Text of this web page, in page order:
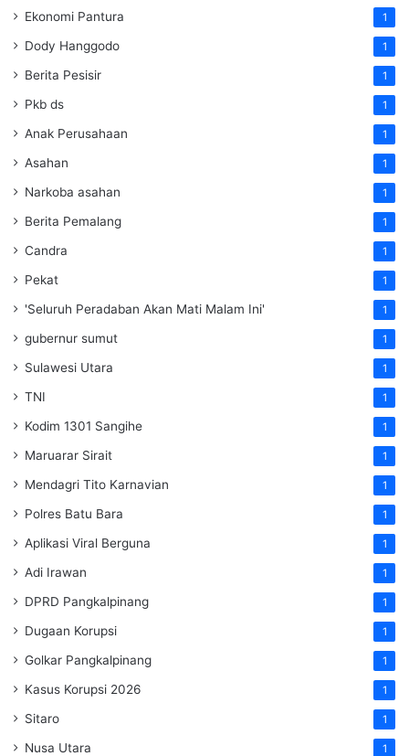
Ekonomi Pantura 1
Dody Hanggodo 1
Berita Pesisir 1
Pkb ds 1
Anak Perusahaan 1
Asahan 1
Narkoba asahan 1
Berita Pemalang 1
Candra 1
Pekat 1
'Seluruh Peradaban Akan Mati Malam Ini' 1
gubernur sumut 1
Sulawesi Utara 1
TNI 1
Kodim 1301 Sangihe 1
Maruarar Sirait 1
Mendagri Tito Karnavian 1
Polres Batu Bara 1
Aplikasi Viral Berguna 1
Adi Irawan 1
DPRD Pangkalpinang 1
Dugaan Korupsi 1
Golkar Pangkalpinang 1
Kasus Korupsi 2026 1
Sitaro 1
Nusa Utara 1